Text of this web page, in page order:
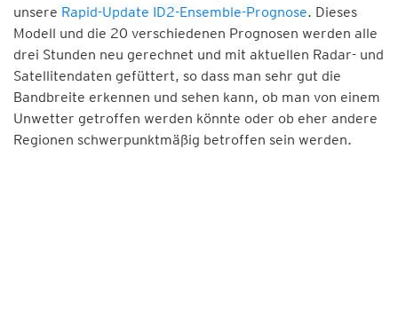
unsere Rapid-Update ID2-Ensemble-Prognose. Dieses
Modell und die 20 verschiedenen Prognosen werden alle
drei Stunden neu gerechnet und mit aktuellen Radar- und
Satellitendaten gefüttert, so dass man sehr gut die
Bandbreite erkennen und sehen kann, ob man von einem
Unwetter getroffen werden könnte oder ob eher andere
Regionen schwerpunktmäßig betroffen sein werden.